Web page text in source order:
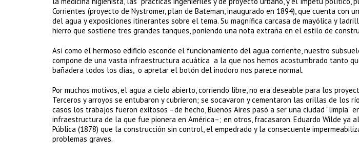
Corrientes (proyecto de Nystromer, plan de Bateman, inaugurado en 1894), que cuenta con
del agua y exposiciones itinerantes sobre el tema. Su magnífica carcasa de mayólica y
hierro que sostiene tres grandes tanques, poniendo una nota extraña en el estilo de
Así como el hermoso edificio esconde el funcionamiento del agua corriente, nuestro
compone de una vasta infraestructura acuática a la que nos hemos acostumbrado tanto
bañadera todos los días, o apretar el botón del inodoro nos parece normal.
Por muchos motivos, el agua a cielo abierto, corriendo libre, no era deseable para los
Terceros y arroyos se entubaron y cubrieron; se socavaron y cementaron las orillas de los
casos los trabajos fueron exitosos –de hecho, Buenos Aires pasó a ser una ciudad “limpia”
infraestructura de la que fue pionera en América–; en otros, fracasaron. Eduardo Wilde ya
Pública (1878) que la construcción sin control, el empedrado y la consecuente
problemas graves.